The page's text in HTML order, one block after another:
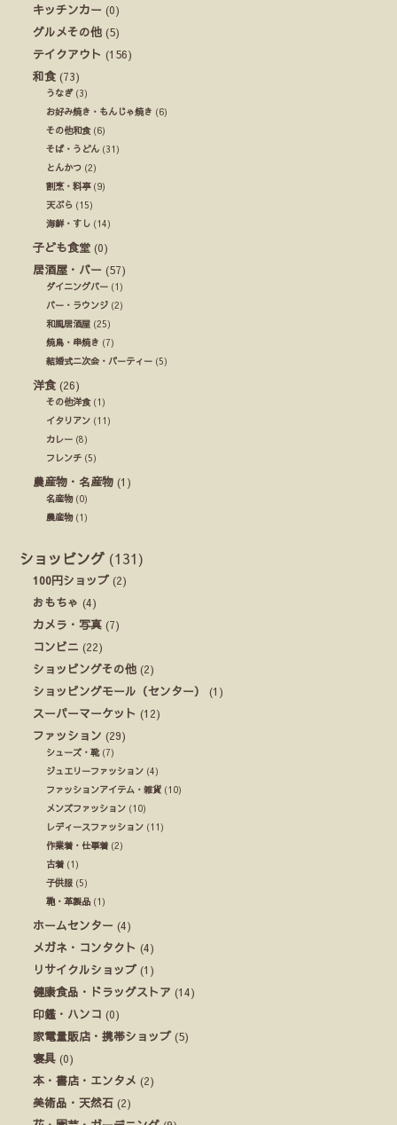
キッチンカー (0)
グルメその他 (5)
テイクアウト (156)
和食 (73)
うなぎ(3)
お好み焼き・もんじゃ焼き (6)
その他和食(6)
そば・うどん (31)
とんかつ (2)
割烹・料亭(9)
天ぷら (15)
海鮮・すし (14)
子ども食堂 (0)
居酒屋・バー (57)
ダイニングバー (1)
バー・ラウンジ (2)
和風居酒屋 (25)
焼鳥・串焼き (7)
結婚式ニ次会・パーティー (5)
洋食 (26)
その他洋食(1)
イタリアン (11)
カレー (8)
フレンチ (5)
農産物・名産物 (1)
名産物(0)
農産物(1)
ショッピング (131)
100円ショップ (2)
おもちゃ (4)
カメラ・写真 (7)
コンビニ (22)
ショッピングその他 (2)
ショッピングモール（センター）
(1)
スーパーマーケット (12)
ファッション (29)
シューズ・靴(7)
ジュエリーファッション (4)
ファッションアイテム・雑貨 (10)
メンズファッション (10)
レディースファッション (11)
作業着・仕事着 (2)
古着 (1)
子供服 (5)
鞄・革製品 (1)
ホームセンター (4)
メガネ・コンタクト (4)
リサイクルショップ (1)
健康食品・ドラッグストア (14)
印鑑・ハンコ (0)
家電量販店・携帯ショップ (5)
寝具 (0)
本・書店・エンタメ (2)
美術品・天然石 (2)